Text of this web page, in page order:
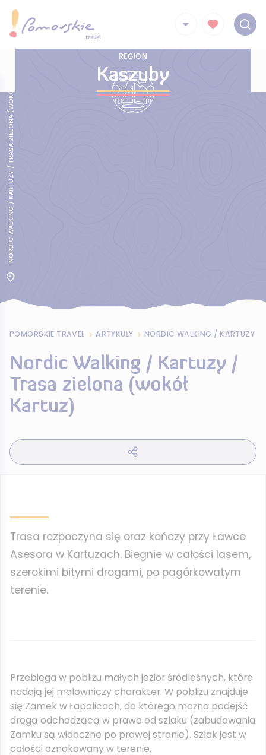
REGION
Kaszuby
NORDIC WALKING / KARTUZY / TRASA ZIELONA (WOKÓŁ KARTUZ)
POMORSKIE TRAVEL ARTYKUŁY
Nordic Walking / Kartuzy /
Trasa zielona (wokół
Kartuz)
Trasa rozpoczyna się oraz kończy przy Ławce
Asesora w Kartuzach. Biegnie w całości lasem,
szerokimi bitymi drogami, po pagórkowatym
terenie.
Przebiega w pobliżu małych jezior śródleśnych, które
nadają jej malowniczy charakter. W pobliżu znajduje
się Zamek w Łapalicach, do którego można podejść
drogą odchodzącą w prawo od szlaku (zabudowania
Zamku są widoczne po prawej stronie). Szlak jest w
całości oznakowany w terenie.